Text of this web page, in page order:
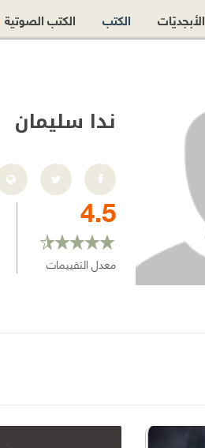
ندا سليمان
4.5
معدل التقييمات
الأبجديّات الكتب الكتب الصوتية